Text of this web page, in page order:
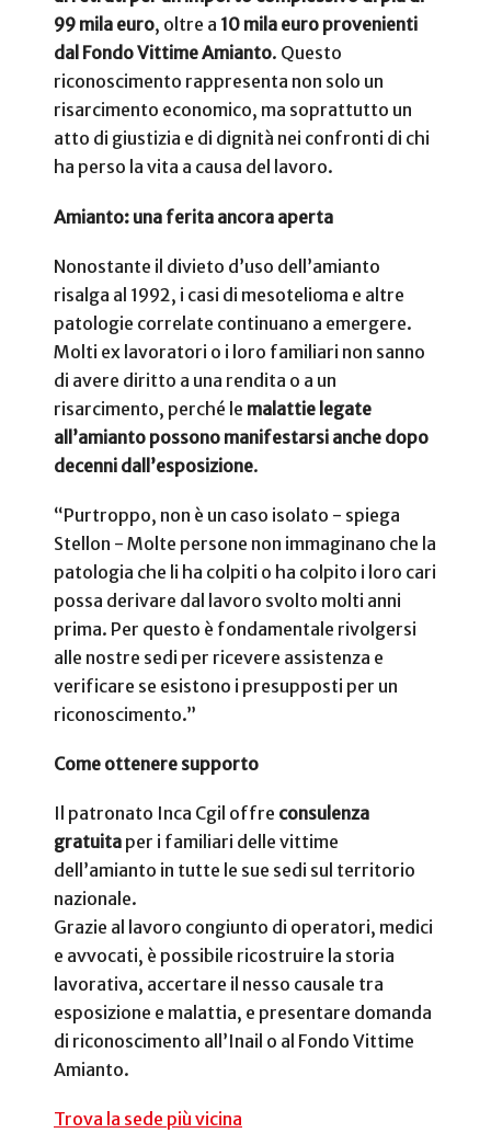
99 mila euro, oltre a 10 mila euro provenienti
dal Fondo Vittime Amianto. Questo
riconoscimento rappresenta non solo un
risarcimento economico, ma soprattutto un
atto di giustizia e di dignità nei confronti di chi
ha perso la vita a causa del lavoro.
Amianto: una ferita ancora aperta
Nonostante il divieto d’uso dell’amianto
risalga al 1992, i casi di mesotelioma e altre
patologie correlate continuano a emergere.
Molti ex lavoratori o i loro familiari non sanno
di avere diritto a una rendita o a un
risarcimento, perché le malattie legate
all’amianto possono manifestarsi anche dopo
decenni dall’esposizione.
“Purtroppo, non è un caso isolato - spiega
Stellon - Molte persone non immaginano che la
patologia che li ha colpiti o ha colpito i loro cari
possa derivare dal lavoro svolto molti anni
prima. Per questo è fondamentale rivolgersi
alle nostre sedi per ricevere assistenza e
verificare se esistono i presupposti per un
riconoscimento.”
Come ottenere supporto
Il patronato Inca Cgil offre consulenza
gratuita per i familiari delle vittime
dell’amianto in tutte le sue sedi sul territorio
nazionale.
Grazie al lavoro congiunto di operatori, medici
e avvocati, è possibile ricostruire la storia
lavorativa, accertare il nesso causale tra
esposizione e malattia, e presentare domanda
di riconoscimento all’Inail o al Fondo Vittime
Amianto.
Trova la sede più vicina